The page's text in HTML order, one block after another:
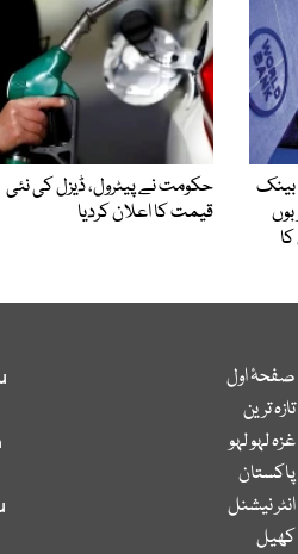
بینک
حکومت نے پیٹرول، ڈیزل کی نئی
قیمت کا اعلان کردیا
صفحۂ اول
تازہ ترین
غزہ لہو لہو
پاکستان
انٹر نیشنل
کھیل